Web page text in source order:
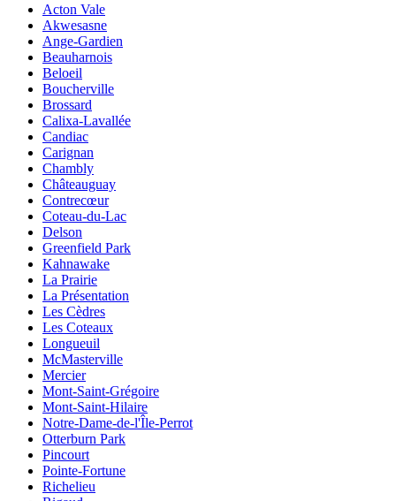
Acton Vale
Akwesasne
Ange-Gardien
Beauharnois
Beloeil
Boucherville
Brossard
Calixa-Lavallée
Candiac
Carignan
Chambly
Châteauguay
Contrecœur
Coteau-du-Lac
Delson
Greenfield Park
Kahnawake
La Prairie
La Présentation
Les Cèdres
Les Coteaux
Longueuil
McMasterville
Mercier
Mont-Saint-Grégoire
Mont-Saint-Hilaire
Notre-Dame-de-l'Île-Perrot
Otterburn Park
Pincourt
Pointe-Fortune
Richelieu